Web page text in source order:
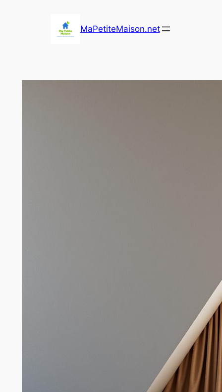
MaPetiteMaison.net